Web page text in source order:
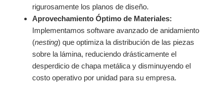
rigurosamente los planos de diseño.
Aprovechamiento Óptimo de Materiales:
Implementamos software avanzado de anidamiento
(nesting) que optimiza la distribución de las piezas
sobre la lámina, reduciendo drásticamente el
desperdicio de chapa metálica y disminuyendo el
costo operativo por unidad para su empresa.